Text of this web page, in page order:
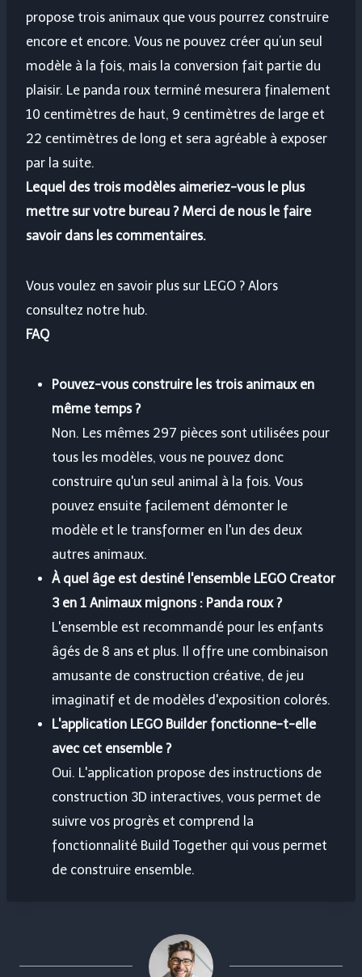
propose trois animaux que vous pourrez construire
encore et encore. Vous ne pouvez créer qu’un seul
modèle à la fois, mais la conversion fait partie du
plaisir. Le panda roux terminé mesurera finalement
10 centimètres de haut, 9 centimètres de large et
22 centimètres de long et sera agréable à exposer
par la suite.
Lequel des trois modèles aimeriez-vous le plus
mettre sur votre bureau ? Merci de nous le faire
savoir dans les commentaires.
Vous voulez en savoir plus sur LEGO ? Alors
consultez notre hub.
FAQ
Pouvez-vous construire les trois animaux en
même temps ?
Non. Les mêmes 297 pièces sont utilisées pour
tous les modèles, vous ne pouvez donc
construire qu'un seul animal à la fois. Vous
pouvez ensuite facilement démonter le
modèle et le transformer en l'un des deux
autres animaux.
À quel âge est destiné l'ensemble LEGO Creator
3 en 1 Animaux mignons : Panda roux ?
L'ensemble est recommandé pour les enfants
âgés de 8 ans et plus. Il offre une combinaison
amusante de construction créative, de jeu
imaginatif et de modèles d'exposition colorés.
L'application LEGO Builder fonctionne-t-elle
avec cet ensemble ?
Oui. L'application propose des instructions de
construction 3D interactives, vous permet de
suivre vos progrès et comprend la
fonctionnalité Build Together qui vous permet
de construire ensemble.